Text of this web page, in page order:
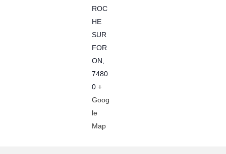
ROC
HE
SUR
FOR
ON
7480
0 +
Goog
le
Map